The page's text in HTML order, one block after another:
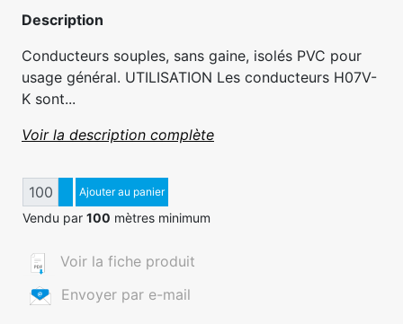
Description
Conducteurs souples, sans gaine, isolés PVC pour
usage général. UTILISATION Les conducteurs H07V-
K sont...
Voir la description complète
QuantitéAugmenter quantité
Diminuer quantité
Ajouter au panier
Vendu par 100 mètres minimum
Voir la fiche produit
Envoyer par e-mail